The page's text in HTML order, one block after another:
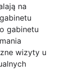
na
gabinetu
wizyty u